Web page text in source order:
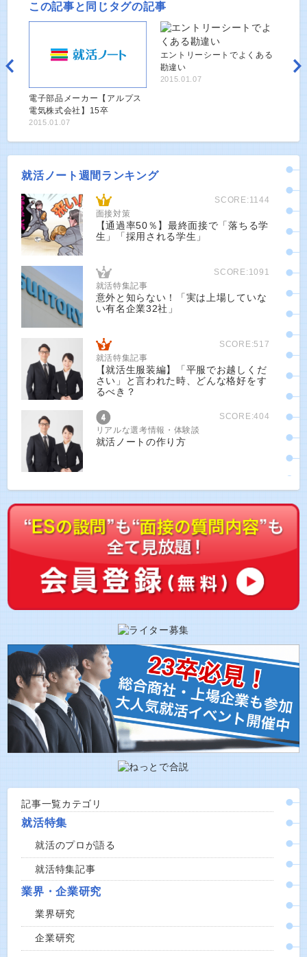
この記事と同じタグの記事
電子部品メーカー【アルプス
電気株式会社】15卒
2015.01.07
エントリーシートでよくある
勘違い
2015.01.07
就活ノート週間ランキング
SCORE:1144
面接対策
【通過率50％】最終面接で「落ちる学
生」「採用される学生」
SCORE:1091
就活特集記事
意外と知らない！「実は上場していな
い有名企業32社」
SCORE:517
就活特集記事
【就活生服装編】「平服でお越しくだ
さい」と言われた時、どんな格好をす
るべき？
SCORE:404
リアルな選考情報・体験談
就活ノートの作り方
記事一覧カテゴリ
就活特集
就活のプロが語る
就活特集記事
業界・企業研究
業界研究
企業研究